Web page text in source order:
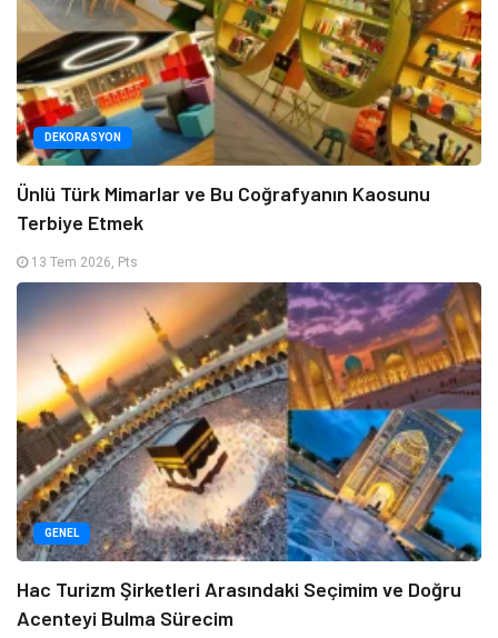
DEKORASYON
Ünlü Türk Mimarlar ve Bu Coğrafyanın Kaosunu
Terbiye Etmek
13 Tem 2026, Pts
GENEL
Hac Turizm Şirketleri Arasındaki Seçimim ve Doğru
Acenteyi Bulma Sürecim